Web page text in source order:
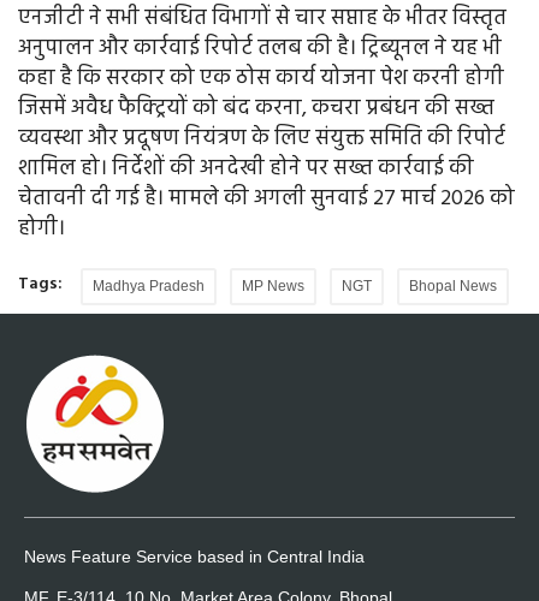
एनजीटी ने सभी संबंधित विभागों से चार सप्ताह के भीतर विस्तृत
अनुपालन और कार्रवाई रिपोर्ट तलब की है। ट्रिब्यूनल ने यह भी
कहा है कि सरकार को एक ठोस कार्य योजना पेश करनी होगी
जिसमें अवैध फैक्ट्रियों को बंद करना, कचरा प्रबंधन की सख्त
व्यवस्था और प्रदूषण नियंत्रण के लिए संयुक्त समिति की रिपोर्ट
शामिल हो। निर्देशों की अनदेखी होने पर सख्त कार्रवाई की
चेतावनी दी गई है। मामले की अगली सुनवाई 27 मार्च 2026 को
होगी।
Tags: Madhya Pradesh MP News NGT Bhopal News
News Feature Service based in Central India